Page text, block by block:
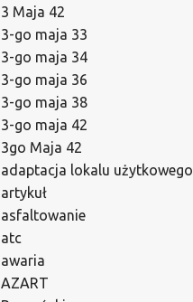
3 Maja 42
3-go maja 33
3-go maja 34
3-go maja 36
3-go maja 38
3-go maja 42
3go Maja 42
adaptacja lokalu użytkowego
artykuł
asfaltowanie
atc
awaria
AZART